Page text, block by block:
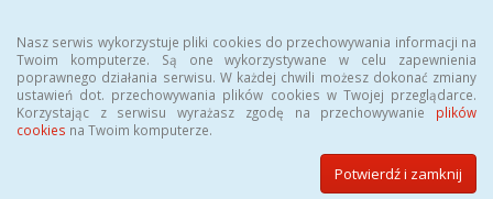
Nasz serwis wykorzystuje pliki cookies do przechowywania informacji na
Twoim komputerze. Są one wykorzystywane w celu zapewnienia
poprawnego działania serwisu. W każdej chwili możesz dokonać zmiany
ustawień dot. przechowywania plików cookies w Twojej przeglądarce.
Korzystając z serwisu wyrażasz zgodę na przechowywanie plików
cookies na Twoim komputerze.
Potwierdź i zamknij
BIULETYN INFORMACJI PUBLICZNEJ
Urzędu Miasta Opola